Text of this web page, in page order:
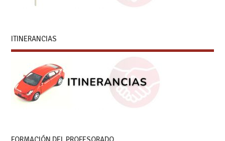
ITINERANCIAS